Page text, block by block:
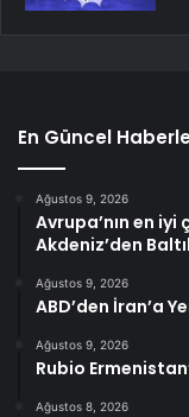
En Güncel
Ağustos 9, 2026
Avrupa’nın en
Akdeniz’den
Ağustos 9, 2026
ABD’den İran’a
Ağustos 9, 2026
Rubio
Ağustos 8, 2026